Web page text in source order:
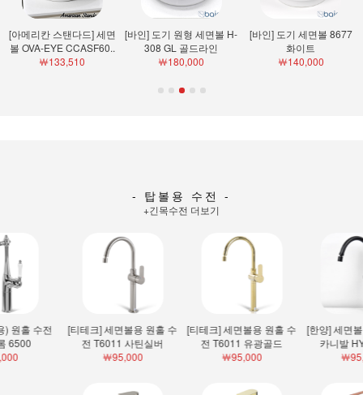
[아메리칸 스탠다드] 세면
볼 OVA-EYE CCASF60..
￦133,510
[바인] 도기 원형 세면볼 H-
308 GL 골드라인
￦180,000
[바인] 도기 세면볼 8677
화이트
￦140,000
- 탑볼용 수전 -
+긴목수전 더보기
[티테크] 세면볼용 원홀 수
전 T6011 사틴실버
[티테크] 세면볼용 원홀 수
전 T6011 유광골드
[한양] 세면볼용 원홀 수전
카니발 HY-C16 블..